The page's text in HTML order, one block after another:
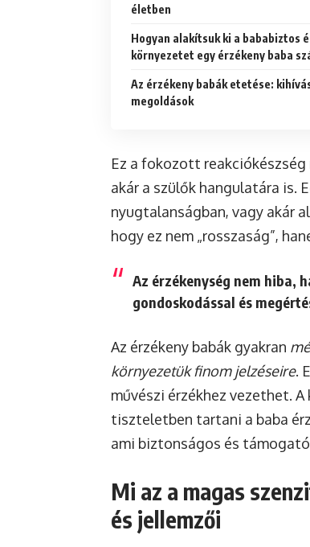
életben
Hogyan alakítsuk ki a bababiztos
környezetet egy érzékeny baba
Az érzékeny babák etetése:
megoldások
Ez a fokozott
akár a szülők hangulatára is.
nyugtalanságban, vagy akár
hogy ez nem „rosszaság”,
Az érzékenység nem hiba,
gondoskodással és
Az érzékeny babák gyakran
környezetük finom jelzéseire.
művészi érzékhez vezethet.
tiszteletben tartani a baba
ami biztonságos és
Mi az a magas
és jellemzői